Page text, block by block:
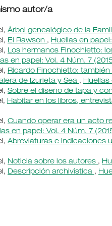
autor/a
Árbol genealógico de la
El Rawson , Huellas en
Los hermanos Finochietto:
en papel: Vol. 4 Núm. 7
Ricardo Finochietto:
de Izurieta y Sea , Huellas
Sobre el diseño de tapa y
Habitar en los libros,
Cuando operar era un acto
en papel: Vol. 4 Núm. 7
Abreviaturas e indicaciones
Noticia sobre los autores ,
Descripción archivística ,